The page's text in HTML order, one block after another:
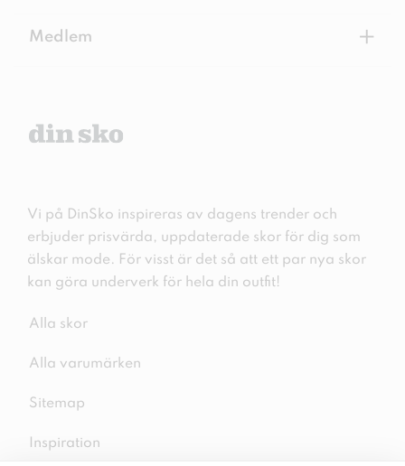
Medlem +
Vi på DinSko inspireras av dagens trender och
erbjuder prisvärda, uppdaterade skor för dig som
älskar mode. För visst är det så att ett par nya skor
kan göra underverk för hela din outfit!
Alla skor
Alla varumärken
Sitemap
Inspiration